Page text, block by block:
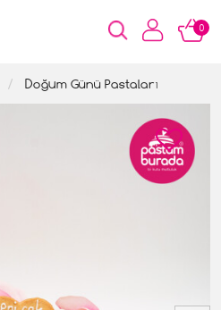
0
Doğum Günü Pastaları